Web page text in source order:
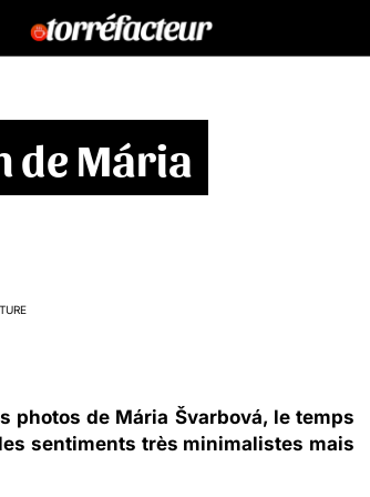
de Mária
photos de Mária Švarbová, le temps
sentiments très minimalistes mais